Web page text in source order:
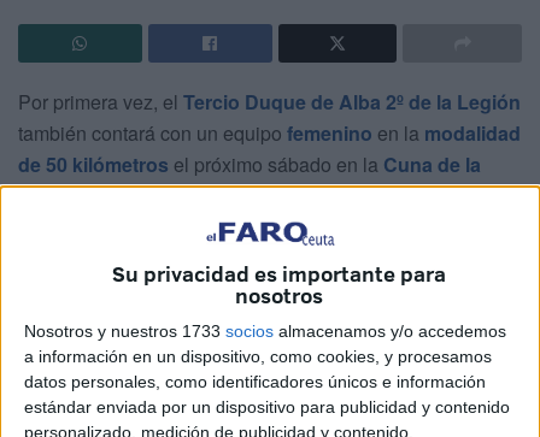
Su privacidad es importante para
nosotros
Nosotros y nuestros 1733 socios almacenamos y/o accedemos
a información en un dispositivo, como cookies, y procesamos
datos personales, como identificadores únicos e información
estándar enviada por un dispositivo para publicidad y contenido
personalizado, medición de publicidad y contenido,
Por primera vez, el Tercio Duque de Alba 2º de la Legión
también contará con un equipo femenino en la modalidad
de 50 kilómetros el próximo sábado en la Cuna de la
Legión.
Una cita que afrontan, según contó la Dama Legionaria
Aylaga, “con muchas ganas, mucha ilusión y mucha
responsabilidad”, puesto que “es la primera vez que un
equipo femenino de la Legión participa en esta prueba de
50 kilómetros”.
La Sargento 1º De Pradas fue la encargada de planificar